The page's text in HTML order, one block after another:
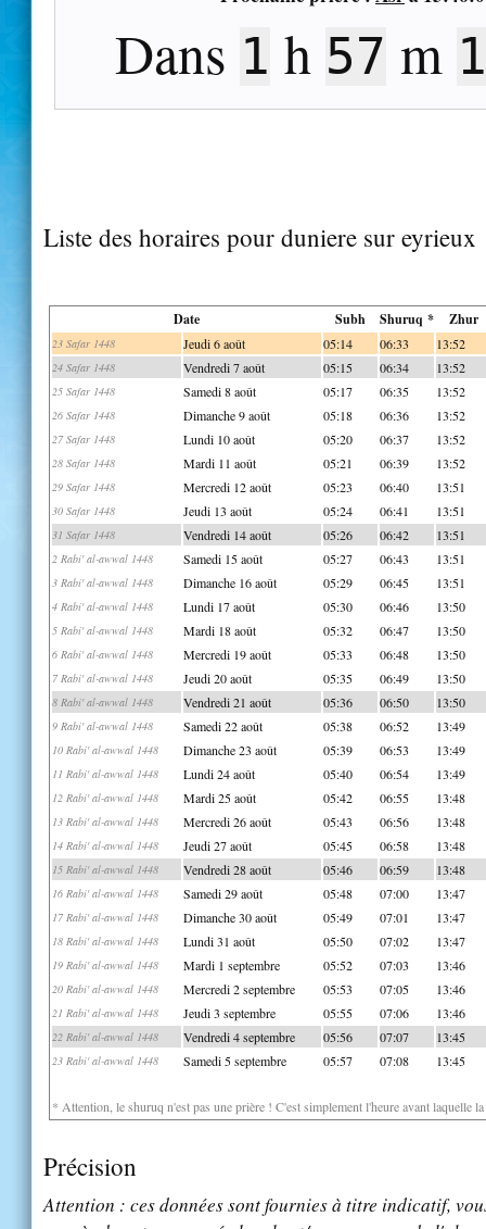
Dans 1 h 57 m
Liste des horaires pour duniere sur eyrieux
Date Subh Shuruq * Zhur
23 Safar 1448 Jeudi 6 août 05:14 06:33 13:52
24 Safar 1448 Vendredi 7 août 05:15 06:34 13:52
25 Safar 1448 Samedi 8 août 05:17 06:35 13:52
26 Safar 1448 Dimanche 9 août 05:18 06:36 13:52
27 Safar 1448 Lundi 10 août 05:20 06:37 13:52
28 Safar 1448 Mardi 11 août 05:21 06:39 13:52
29 Safar 1448 Mercredi 12 août 05:23 06:40 13:51
30 Safar 1448 Jeudi 13 août 05:24 06:41 13:51
31 Safar 1448 Vendredi 14 août 05:26 06:42 13:51
2 Rabi' al-awwal 1448 Samedi 15 août 05:27 06:43 13:51
3 Rabi' al-awwal 1448 Dimanche 16 août 05:29 06:45 13:51
4 Rabi' al-awwal 1448 Lundi 17 août 05:30 06:46 13:50
5 Rabi' al-awwal 1448 Mardi 18 août 05:32 06:47 13:50
6 Rabi' al-awwal 1448 Mercredi 19 août 05:33 06:48 13:50
7 Rabi' al-awwal 1448 Jeudi 20 août 05:35 06:49 13:50
8 Rabi' al-awwal 1448 Vendredi 21 août 05:36 06:50 13:50
9 Rabi' al-awwal 1448 Samedi 22 août 05:38 06:52 13:49
10 Rabi' al-awwal 1448 Dimanche 23 août 05:39 06:53 13:49
11 Rabi' al-awwal 1448 Lundi 24 août 05:40 06:54 13:49
12 Rabi' al-awwal 1448 Mardi 25 août 05:42 06:55 13:48
13 Rabi' al-awwal 1448 Mercredi 26 août 05:43 06:56 13:48
14 Rabi' al-awwal 1448 Jeudi 27 août 05:45 06:58 13:48
15 Rabi' al-awwal 1448 Vendredi 28 août 05:46 06:59 13:48
16 Rabi' al-awwal 1448 Samedi 29 août 05:48 07:00 13:47
17 Rabi' al-awwal 1448 Dimanche 30 août 05:49 07:01 13:47
18 Rabi' al-awwal 1448 Lundi 31 août 05:50 07:02 13:47
19 Rabi' al-awwal 1448 Mardi 1 septembre 05:52 07:03 13:46
20 Rabi' al-awwal 1448 Mercredi 2 septembre 05:53 07:05 13:46
21 Rabi' al-awwal 1448 Jeudi 3 septembre 05:55 07:06 13:46
22 Rabi' al-awwal 1448 Vendredi 4 septembre 05:56 07:07 13:45
23 Rabi' al-awwal 1448 Samedi 5 septembre 05:57 07:08 13:45
* Attention, le shuruq n'est pas une prière ! C'est simplement l'heure avant laquelle
Précision
Attention : ces données sont fournies à titre indicatif,